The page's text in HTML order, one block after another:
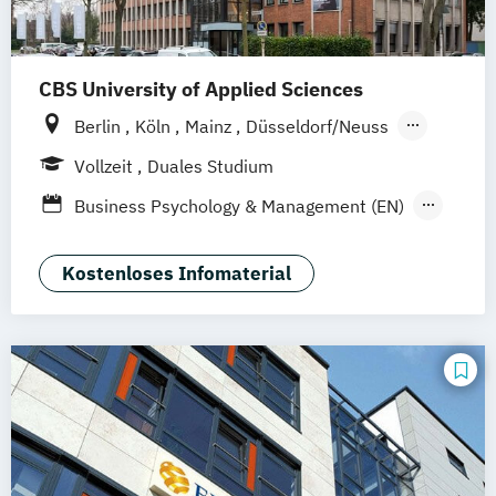
CBS University of Applied Sciences
Berlin Köln Mainz
Düsseldorf/Neuss
Solingen
Hamburg Rheine
Vollzeit
Duales Studium
Business Psychology & Management (EN)
General Management-Spezialisierung
Wirtschaftspsychologie und
Wirtschaftspsychologie
Kostenloses Infomaterial